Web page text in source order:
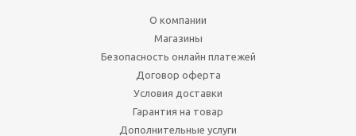
О компании
Магазины
Безопасность онлайн платежей
Договор оферта
Условия доставки
Гарантия на товар
Дополнительные услуги